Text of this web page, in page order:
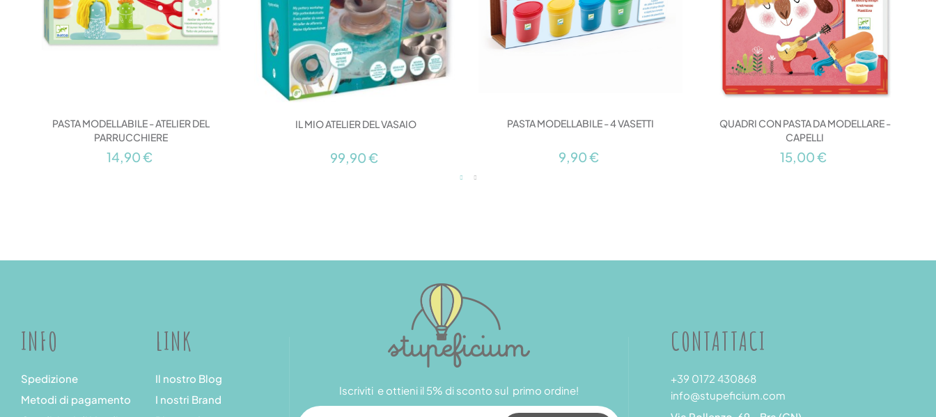
PASTA MODELLABILE - ATELIER DEL
PARRUCCHIERE
14,90 €
IL MIO ATELIER DEL VASAIO
99,90 €
PASTA MODELLABILE - 4 VASETTI
9,90 €
QUADRI CON PASTA DA MODELLARE -
CAPELLI
15,00 €
INFO
Spedizione
Metodi di pagamento
LINK
Il nostro Blog
I nostri Brand
Iscriviti e ottieni il 5% di sconto sul primo ordine!
CONTATTACI
+39 0172 430868
info@stupeficium.com